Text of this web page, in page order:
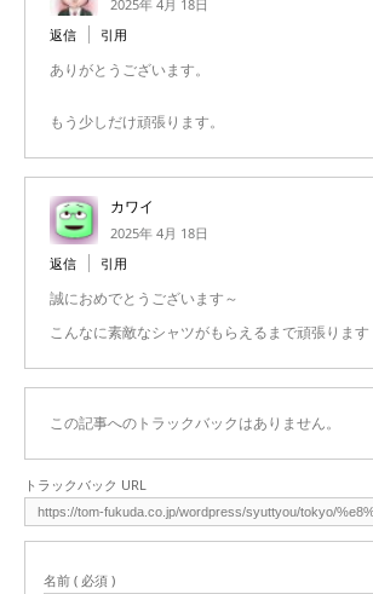
2025年 4月 18日
返信
引用
ありがとうございます。
もう少しだけ頑張ります。
カワイ
2025年 4月 18日
返信
引用
誠におめでとうございます～
こんなに素敵なシャツがもらえるまで頑張ります
この記事へのトラックバックはありません。
トラックバック URL
名前 ( 必須 )